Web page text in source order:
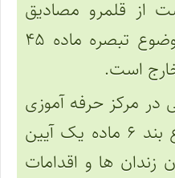
از قلمرو مصادیق
نهادهای ارفاقی موضوع تبصره ماده ۴۵
است.
در مرکز حرفه آموزی
(زندان باز) موضوع بند ۶ ماده یک آیین
زندان ها و اقدامات